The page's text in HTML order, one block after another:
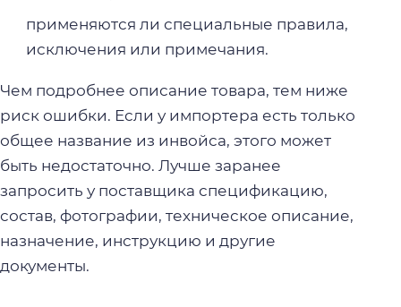
применяются ли специальные правила,
исключения или примечания.
Чем подробнее описание товара, тем ниже
риск ошибки. Если у импортера есть только
общее название из инвойса, этого может
быть недостаточно. Лучше заранее
запросить у поставщика спецификацию,
состав, фотографии, техническое описание,
назначение, инструкцию и другие
документы.